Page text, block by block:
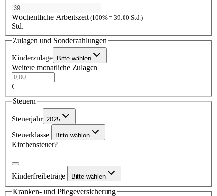
Wöchentliche Arbeitszeit (100% = 39:00 Std.)
Std.
Zulagen und Sonderzahlungen
Kinderzulage Bitte wählen
Weitere monatliche Zulagen
€
Steuern
Steuerjahr 2025
Steuerklasse Bitte wählen
Kirchensteuer?
Kinderfreibeträge Bitte wählen
Kranken- und Pflegeversicherung